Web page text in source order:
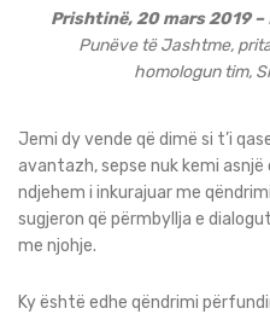
Prishtinë, 20 mars 2019 –
Punëve të Jashtme,
homologun tim,
Jemi dy vende që dimë si t’i
avantazh, sepse nuk kemi
ndjehem i inkurajuar me
sugjeron që përmbyllja e
me njohje.
Ky është edhe qëndrimi